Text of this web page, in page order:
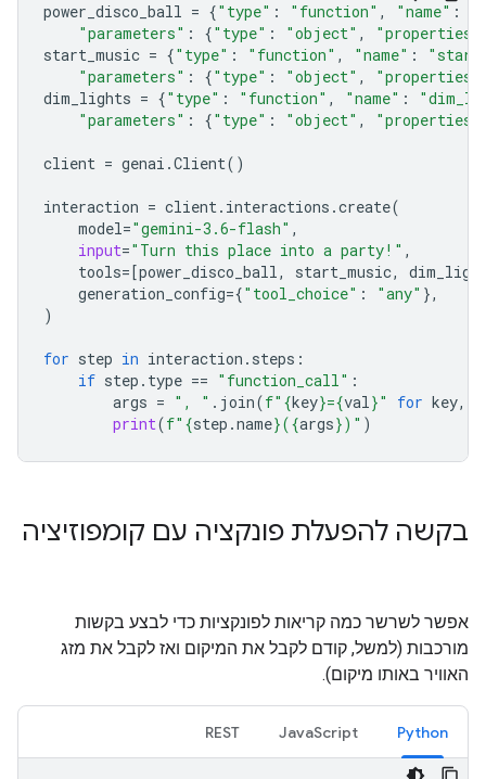
power_disco_ball = {"type" : "function" , "name" :
"parameters" : {"type" : "object" , "properties"
start_music = {"type" : "function" , "name" :
"parameters" : {"type" : "object" , "properties"
dim_lights = {"type" : "function" , "name" :
"parameters" : {"type" : "object" , "properties"
client = genai .Client()
interaction = client. interactions .create(
model="gemini-3.6-flash" ,
input="Turn this place into a party!" ,
tools= [power_disco_ball, start_music,
generation_config={"tool_choice" : "any" },
)
for step in interaction . steps :
if step . type == "function_call" :
args = ", " . join(f" {key}={val}" for key,
print(f" {step .name}({args})" )
בקשה להפעלת פונקציה עם קומפוזיציה
אפשר לשרשר כמה קריאות לפונקציות כדי לבצע בקשות
מורכבות (למשל, קודם לקבל את המיקום ואז לקבל את מזג
האוויר באותו מיקום).
Python
JavaScript
REST